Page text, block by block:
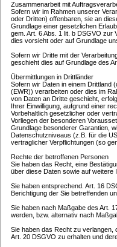
Zusammenarbeit mit
Sofern wir im Rahmen unserer
oder Dritten) offenbaren, sie an
Grundlage einer gesetzlichen
gem. Art. 6 Abs. 1 lit. b DSGVO zur
dies vorsieht oder auf Grundlage
Sofern wir Dritte mit der
geschieht dies auf Grundlage des
Übermittlungen in Drittländer
Sofern wir Daten in einem Drittland
(EWR)) verarbeiten oder dies im
von Daten an Dritte geschieht,
Ihrer Einwilligung, aufgrund einer
Vorbehaltlich gesetzlicher oder
Vorliegen der besonderen
Grundlage besonderer Garantien,
Datenschutzniveaus (z.B. für die
vertraglicher Verpflichtungen (so
Rechte der betroffenen Personen
Sie haben das Recht, eine
über diese Daten sowie auf weitere
Sie haben entsprechend. Art. 16
Berichtigung der Sie betreffenden
Sie haben nach Maßgabe des Art.
werden, bzw. alternativ nach
Sie haben das Recht zu verlangen,
Art. 20 DSGVO zu erhalten und